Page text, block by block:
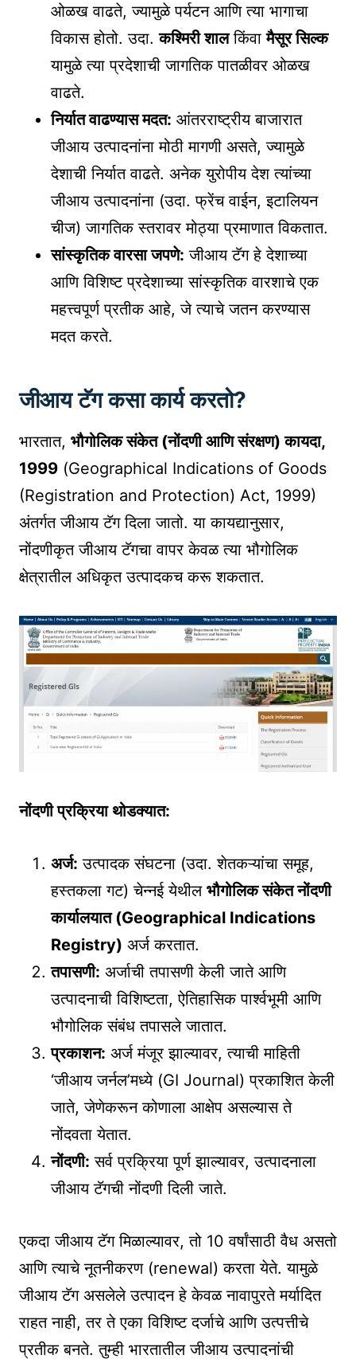
ओळख वाढते, ज्यामुळे पर्यटन आणि त्या भागाचा
विकास होतो. उदा.कश्मिरी शालकिंवामैसूर सिल्क
यामुळे त्या प्रदेशाची जागतिक पातळीवर ओळख
वाढते.
निर्यात वाढण्यास मदत: आंतरराष्ट्रीय बाजारात
जीआय उत्पादनांना मोठी मागणी असते, ज्यामुळे
देशाची निर्यात वाढते. अनेक युरोपीय देश त्यांच्या
जीआय उत्पादनांना (उदा. फ्रेंच वाईन, इटालियन
चीज) जागतिक स्तरावर मोठ्या प्रमाणात विकतात.
सांस्कृतिक वारसा जपणे: जीआय टॅग हे देशाच्या
आणि विशिष्ट प्रदेशाच्या सांस्कृतिक वारशाचे एक
महत्त्वपूर्ण प्रतीक आहे, जे त्याचे जतन करण्यास
मदत करते.
जीआय टॅग कसा कार्य करतो?
भारतात, भौगोलिक संकेत (नोंदणी आणि संरक्षण) कायदा,
1999 (Geographical Indications of Goods
(Registration and Protection) Act, 1999)
अंतर्गत जीआय टॅग दिला जातो. या कायद्यानुसार,
नोंदणीकृत जीआय टॅगचा वापर केवळ त्या भौगोलिक
क्षेत्रातील अधिकृत उत्पादकच करू शकतात.
नोंदणी प्रक्रिया थोडक्यात:
अर्ज: उत्पादक संघटना (उदा. शेतकऱ्यांचा समूह,
हस्तकला गट) चेन्नई येथील भौगोलिक संकेत नोंदणी
कार्यालयात (Geographical Indications
Registry) अर्ज करतात.
तपासणी: अर्जाची तपासणी केली जाते आणि
उत्पादनाची विशिष्टता, ऐतिहासिक पार्श्वभूमी आणि
भौगोलिक संबंध तपासले जातात.
प्रकाशन: अर्ज मंजूर झाल्यावर, त्याची माहिती
‘जीआय जर्नल’मध्ये (GI Journal) प्रकाशित केली
जाते, जेणेकरून कोणाला आक्षेप असल्यास ते
नोंदवता येतात.
नोंदणी: सर्व प्रक्रिया पूर्ण झाल्यावर, उत्पादनाला
जीआय टॅगची नोंदणी दिली जाते.
एकदा जीआय टॅग मिळाल्यावर, तो 10 वर्षांसाठी वैध असतो
आणि त्याचे नूतनीकरण (renewal) करता येते. यामुळे
जीआय टॅग असलेले उत्पादन हे केवळ नावापुरते मर्यादित
राहत नाही, तर ते एका विशिष्ट दर्जाचे आणि उत्पत्तीचे
प्रतीक बनते. तुम्ही भारतातील जीआय उत्पादनांची